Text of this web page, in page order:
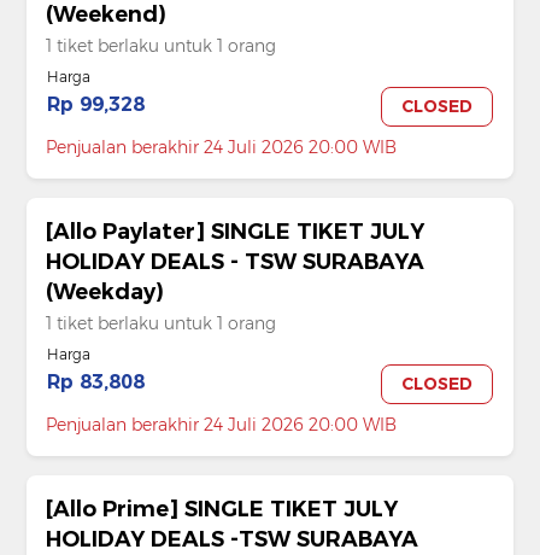
(Weekend)
1 tiket berlaku untuk 1 orang
Harga
Rp 99,328
CLOSED
Penjualan berakhir 24 Juli 2026 20:00 WIB
[Allo Paylater] SINGLE TIKET JULY
HOLIDAY DEALS - TSW SURABAYA
(Weekday)
1 tiket berlaku untuk 1 orang
Harga
Rp 83,808
CLOSED
Penjualan berakhir 24 Juli 2026 20:00 WIB
[Allo Prime] SINGLE TIKET JULY
HOLIDAY DEALS -TSW SURABAYA